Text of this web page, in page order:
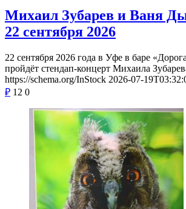
Михаил Зубарев и Ваня
22 сентября 2026
22 сентября 2026 года в Уфе в баре
пройдёт стендап-концерт Михаила
https://schema.org/InStock 2026-07-
₽ 12 0